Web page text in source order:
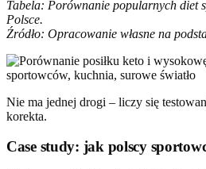
Tabela: Porównanie popularnych diet
Polsce.
Źródło: Opracowanie własne na
Nie ma jednej drogi – liczy się
korekta.
Case study: jak polscy